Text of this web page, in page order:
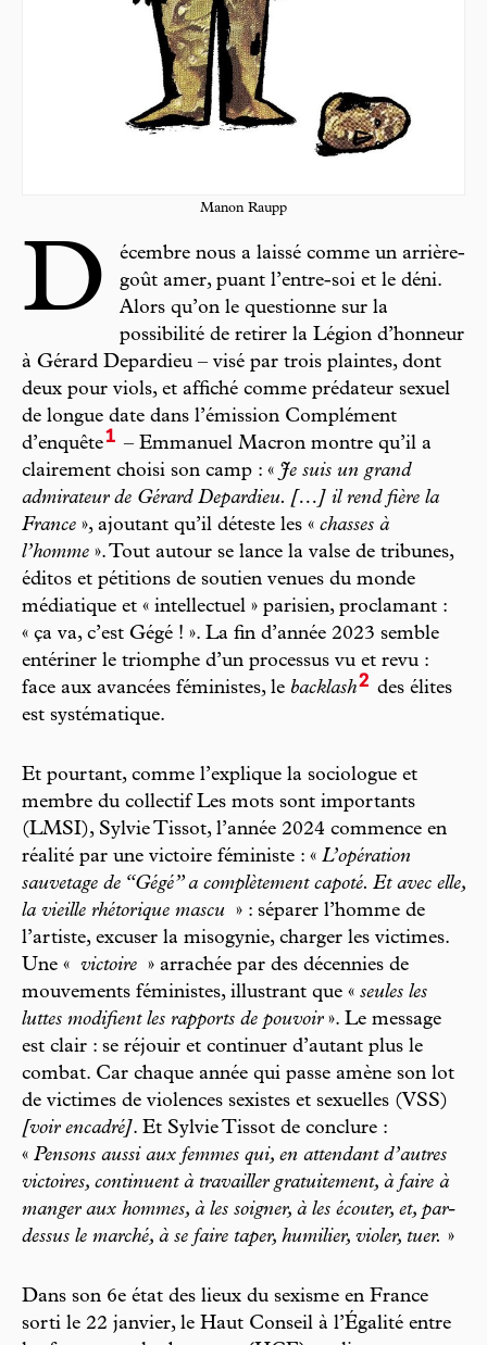
Manon Raupp
D
écembre nous a laissé comme un arrière-
goût amer, puant l’entre-soi et le déni.
Alors qu’on le questionne sur la
possibilité de retirer la Légion d’honneur
à Gérard Depardieu – visé par trois plaintes, dont
deux pour viols, et affiché comme prédateur sexuel
de longue date dans l’émission Complément
d’enquête1 – Emmanuel Macron montre qu’il a
clairement choisi son camp : « Je suis un grand
admirateur de Gérard Depardieu. […] il rend fière la
France », ajoutant qu’il déteste les « chasses à
l’homme ». Tout autour se lance la valse de tribunes,
éditos et pétitions de soutien venues du monde
médiatique et « intellectuel » parisien, proclamant :
« ça va, c’est Gégé ! ». La fin d’année 2023 semble
entériner le triomphe d’un processus vu et revu :
face aux avancées féministes, le backlash2 des élites
est systématique.
Et pourtant, comme l’explique la sociologue et
membre du collectif Les mots sont importants
(LMSI), Sylvie Tissot, l’année 2024 commence en
réalité par une victoire féministe : « L’opération
sauvetage de “Gégé” a complètement capoté. Et avec elle,
la vieille rhétorique mascu » : séparer l’homme de
l’artiste, excuser la misogynie, charger les victimes.
Une « victoire » arrachée par des décennies de
mouvements féministes, illustrant que « seules les
luttes modifient les rapports de pouvoir». Le message
est clair : se réjouir et continuer d’autant plus le
combat. Car chaque année qui passe amène son lot
de victimes de violences sexistes et sexuelles (VSS)
[voir encadré]. Et Sylvie Tissot de conclure :
« Pensons aussi aux femmes qui, en attendant d’autres
victoires, continuent à travailler gratuitement, à faire à
manger aux hommes, à les soigner, à les écouter, et, par-
dessus le marché, à se faire taper, humilier, violer, tuer. »
Dans son 6e état des lieux du sexisme en France
sorti le 22 janvier, le Haut Conseil à l’Égalité entre